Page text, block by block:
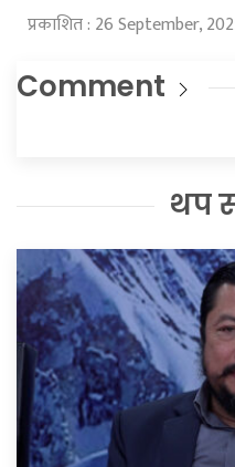
प्रकाशित : 26 September,
Comment
थप